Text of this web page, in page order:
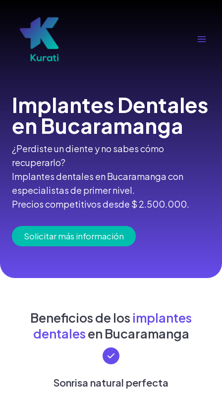
contenido
Implantes Dentales
en Bucaramanga
¿Perdiste un diente y no sabes cómo
recuperarlo?
Implantes dentales en Bucaramanga con
especialistas de primer nivel.
Precios competitivos desde $ 2.500.000.
Solicitar más información
Beneficios de los implantes
dentalesen Bucaramanga
Sonrisa natural perfecta